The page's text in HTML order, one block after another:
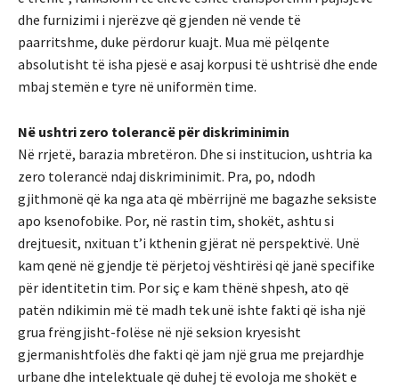
dhe furnizimi i njerëzve që gjenden në vende të
paarritshme, duke përdorur kuajt. Mua më pëlqente
absolutisht të isha pjesë e asaj korpusi të ushtrisë dhe ende
mbaj stemën e tyre në uniformën time.
Në ushtri zero tolerancë për diskriminimin
Në rrjetë, barazia mbretëron. Dhe si institucion, ushtria ka
zero tolerancë ndaj diskriminimit. Pra, po, ndodh
gjithmonë që ka nga ata që mbërrijnë me bagazhe seksiste
apo ksenofobike. Por, në rastin tim, shokët, ashtu si
drejtuesit, nxituan t’i kthenin gjërat në perspektivë. Unë
kam qenë në gjendje të përjetoj vështirësi që janë specifike
për identitetin tim. Por siç e kam thënë shpesh, ato që
patën ndikimin më të madh tek unë ishte fakti që isha një
grua frëngjisht-folëse në një seksion kryesisht
gjermanishtfolës dhe fakti që jam një grua me prejardhje
urbane dhe intelektuale që duhej të evoloja me shokët e